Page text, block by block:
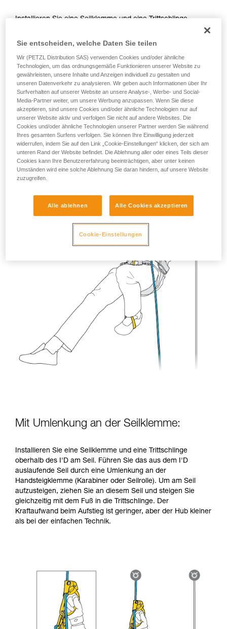
verbundenen Techniken. Möglicherweise gibt es
beschrieben werden.
Installieren Sie eine Seilklemme und eine Trittschlinge
oberhalb des I'D am Seil. Steigen Sie in die Trittschlinge, um
das Seil am I'D zu entlasten und ziehen Sie gleichzeitig das
ohne Ruck in das I’D, verschieben Sie die Trittschlinge nach
oben und beginnen den Vorgang erneut.
Mit Umlenkung an der Seilklemme:
Installieren Sie eine Seilklemme und eine Trittschlinge
oberhalb des I'D am Seil. Führen Sie das aus dem I'D
auslaufende Seil durch eine Umlenkung an der
Handsteigklemme (Karabiner oder Seilrolle). Um am Seil
aufzusteigen, ziehen Sie an diesem Seil und steigen Sie
gleichzeitig mit dem Fuß in die Trittschlinge. Der
Kraftaufwand beim Aufstieg ist geringer, aber der Hub kleiner
als bei der einfachen Technik.
Sie entscheiden, welche Daten Sie teilen
Wir (PETZL Distribution SAS) verwenden Cookies und/oder ähnliche
Technologien, um das ordnungsgemäße Funktionieren unserer Website zu
gewährleisten, unsere Inhalte und Anzeigen individuell zu gestalten und
unseren Datenverkehr zu analysieren. Wir geben auch Informationen über Ihr
Surfverhalten auf unserer Website an unsere Analyse-, Werbe- und Social-
Media-Partner weiter, um unsere Werbung anzupassen. Wenn Sie diese
akzeptieren, sind unsere Cookies und/oder ähnliche Technologien nur auf
unserer Website aktiv und verfolgen Sie nicht auf andere Websites. Die
Cookies und/oder ähnliche Technologien unserer Partner werden Sie während
Ihres gesamten Surfens verfolgen. Sie können Ihre Einwilligung jederzeit
widerrufen, indem Sie auf den Link „Cookie-Einstellungen“ klicken, der sich am
unteren Rand der Website befindet. Die Ablehnung aller oder eines Teils dieser
Cookies kann Ihre Benutzererfahrung beeinträchtigen, aber unter keinen
Umständen wird eine solche Ablehnung Sie daran hindern, auf unsere Website
zuzugreifen.
Alle ablehnen Alle Cookies akzeptieren
Cookie-Einstellungen